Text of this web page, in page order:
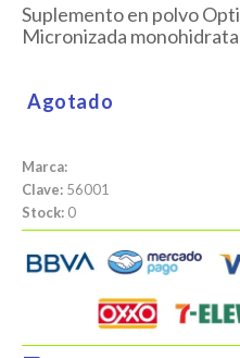
Suplemento en polvo
Micronizada
Agotado
Marca:
Clave: 56001
Stock: 0